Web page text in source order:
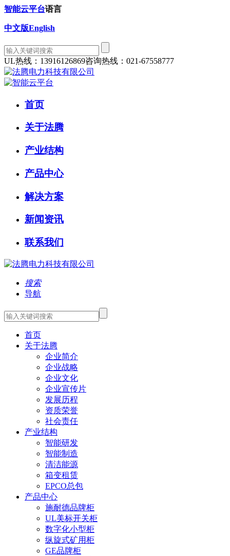
智能云平台语言
中文版English
UL热线：13916126869咨询热线：021-67558777
首页
关于法腾
产业结构
产品中心
解决方案
新闻资讯
联系我们
搜索
导航
首页
关于法腾
企业简介
企业战略
企业文化
企业宣传片
发展历程
资质荣誉
社会责任
产业结构
智能研发
智能制造
清洁能源
箱变租赁
EPCO总包
产品中心
施耐德品牌柜
UL美标开关柜
数字化小型柜
纵旋式矿用柜
GE品牌柜